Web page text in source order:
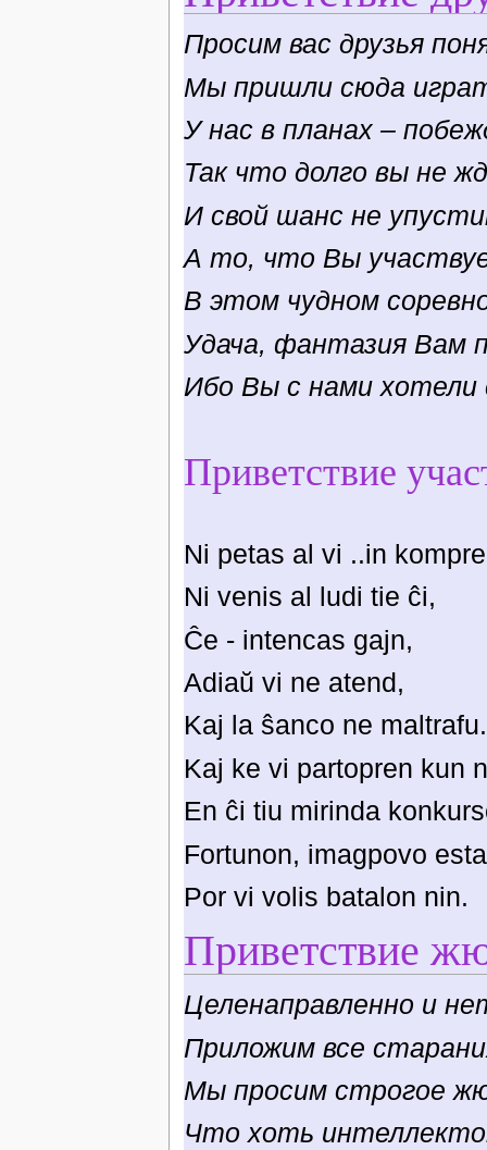
Просим вас друзья
Мы пришли сюда
У нас в планах –
Так что долго вы не
И свой шанс не
А то, что Вы
В этом чудном
Удача, фантазия Вам
Ибо Вы с нами хотели
Приветствие
Ni petas al vi ..in
Ni venis al ludi tie ĉi,
Ĉe - intencas gajn,
Adiaŭ vi ne atend,
Kaj la ŝanco ne maltrafu.
Kaj ke vi partopren kun
En ĉi tiu mirinda
Fortunon, imagpovo
Por vi volis batalon nin.
Приветствие
Целенаправленно и
Приложим все
Мы просим строгое
Что хоть